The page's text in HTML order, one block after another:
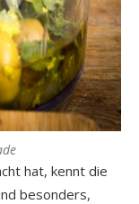
hat, kennt die
besonders,